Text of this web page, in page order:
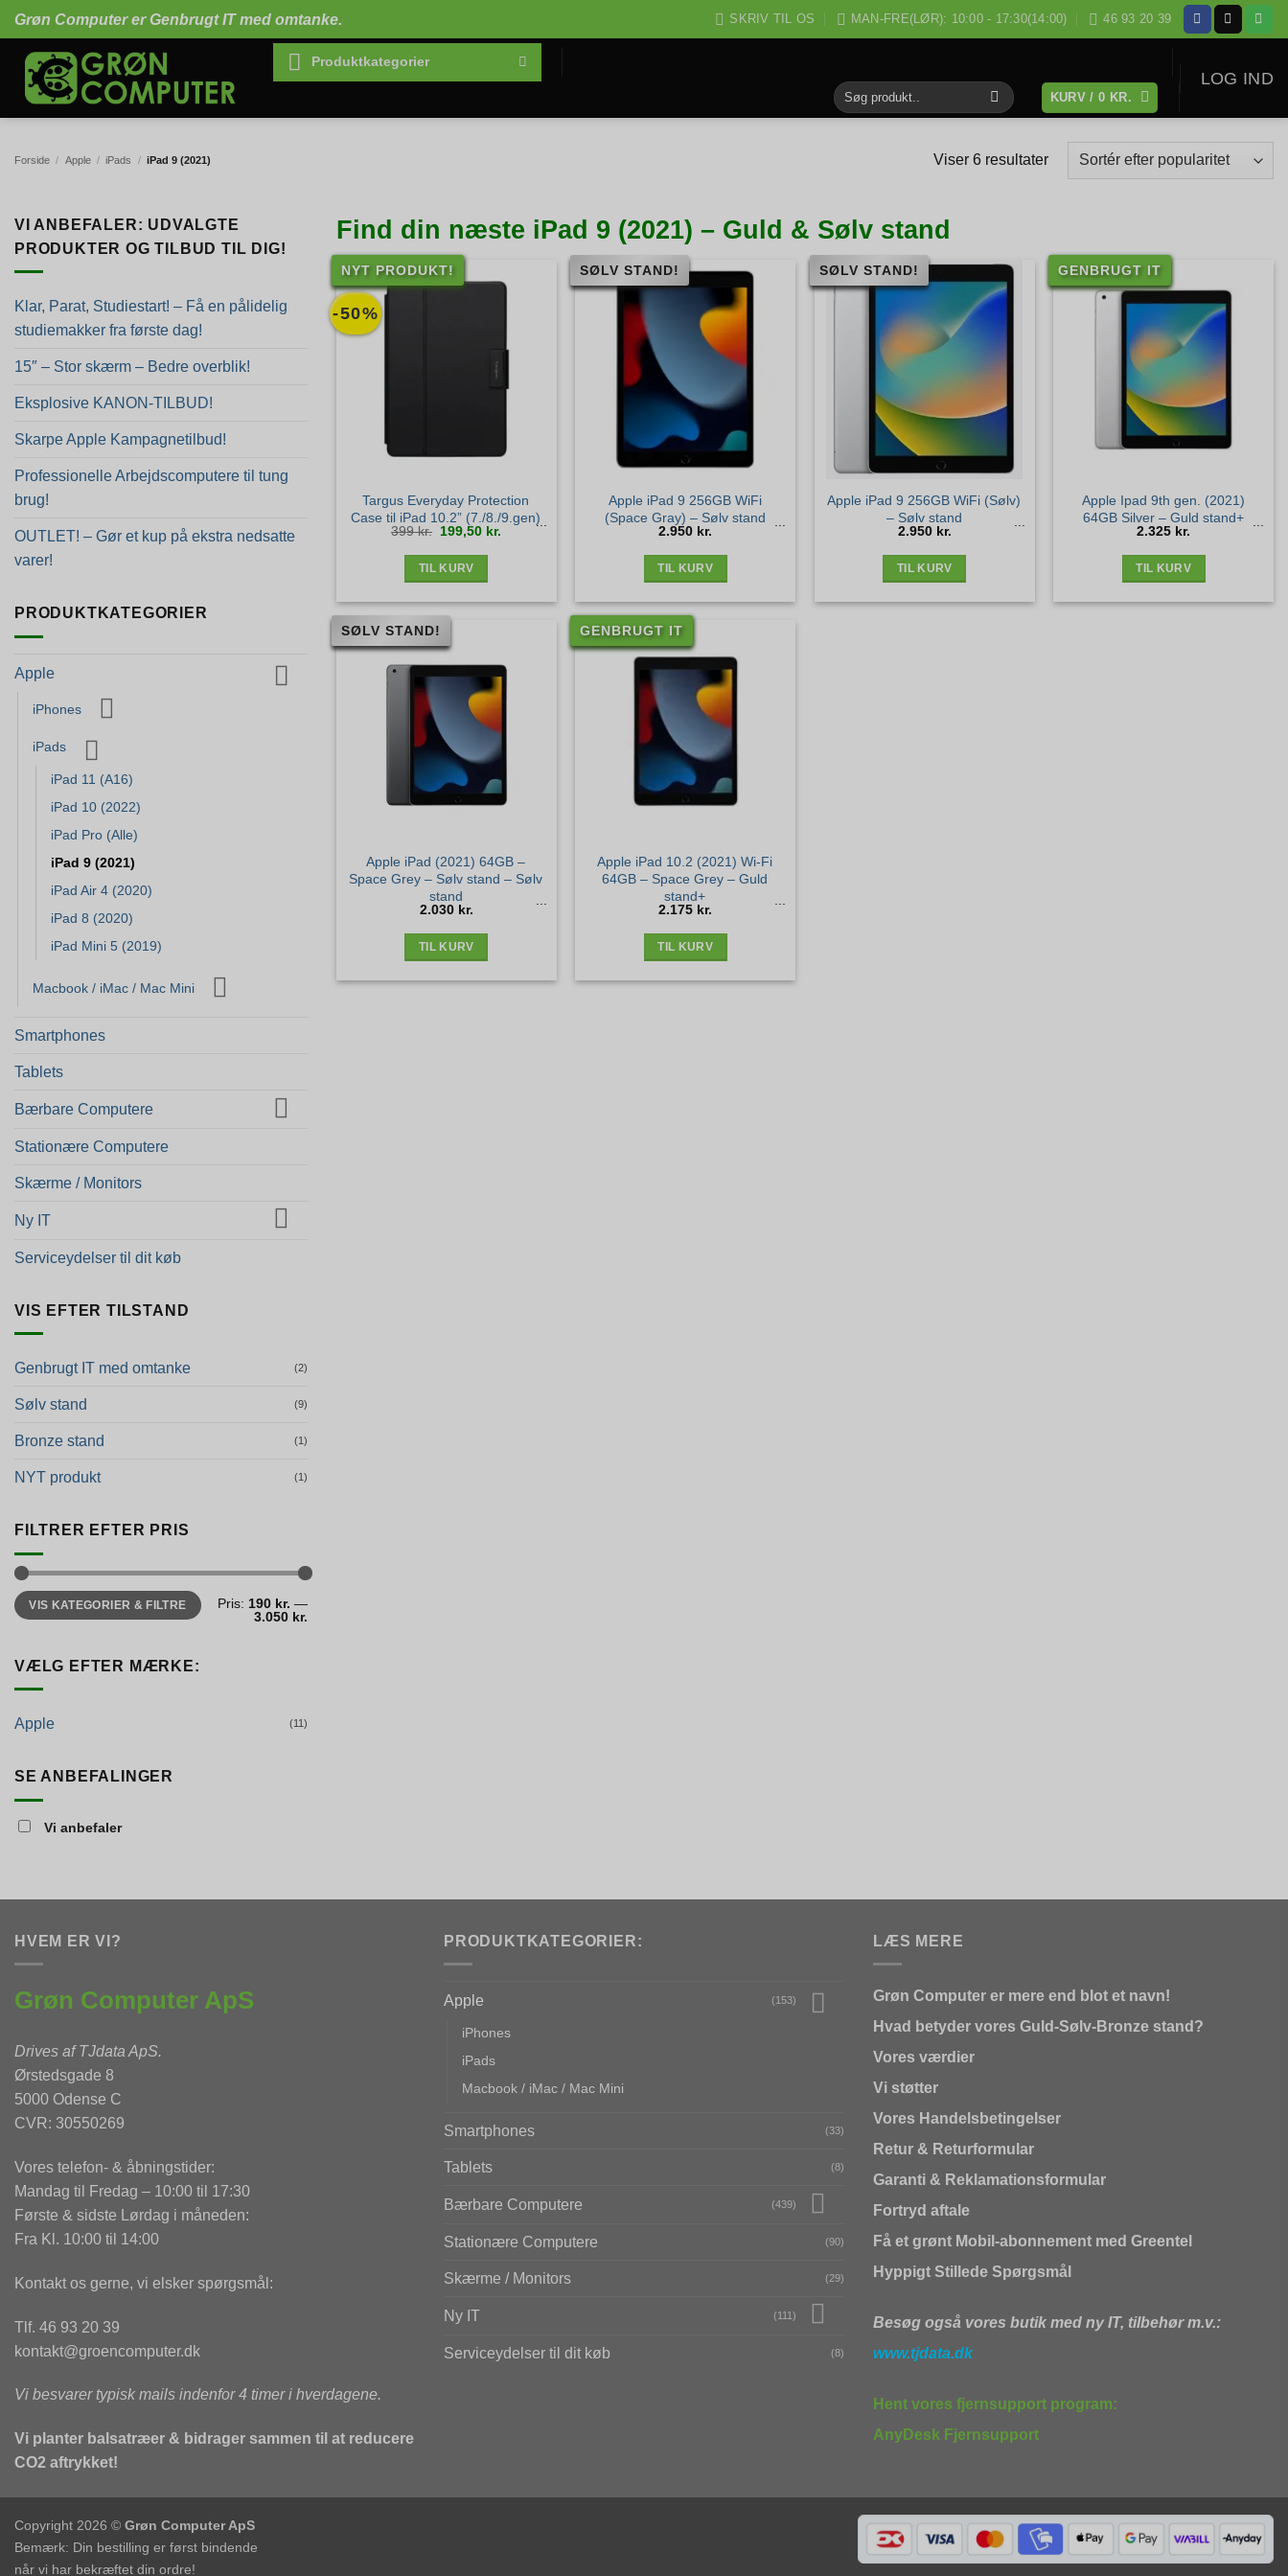
Fortsæt
til
indhold
Grøn Computer er Genbrugt IT med omtanke. SKRIV TIL OS MAN-FRE(LØR): 10:00 - 17:30(14:00) 46 93 20 39
Produktkategorier
Søg
efter:
KURV /0 KR.
LOG IND
Forside / Apple / iPads / iPad 9 (2021) Viser 6 resultaterSorteret
efter
VI ANBEFALER: UDVALGTE
PRODUKTER OG TILBUD TIL DIG!
Klar, Parat, Studiestart! – Få en pålidelig
studiemakker fra første dag!
15″ – Stor skærm – Bedre overblik!
Eksplosive KANON-TILBUD!
Skarpe Apple Kampagnetilbud!
Professionelle Arbejdscomputere til tung
brug!
OUTLET! – Gør et kup på ekstra nedsatte
varer!
PRODUKTKATEGORIER
Apple
iPhones
iPads
iPad 11 (A16)
iPad 10 (2022)
iPad Pro (Alle)
iPad 9 (2021)
iPad Air 4 (2020)
iPad 8 (2020)
iPad Mini 5 (2019)
Macbook / iMac / Mac Mini
Smartphones
Tablets
Bærbare Computere
Stationære Computere
Skærme / Monitors
Ny IT
Serviceydelser til dit køb
VIS EFTER TILSTAND
Genbrugt IT med omtanke (2)
Sølv stand (9)
Bronze stand (1)
NYT produkt (1)
FILTRER EFTER PRIS
Mindste
pris
Højeste
prisVIS KATEGORIER & FILTRE Pris: 190 kr. —
3.050 kr.
VÆLG EFTER MÆRKE:
Apple (11)
SE ANBEFALINGER
Vi anbefaler
Find din næste iPad 9 (2021) – Guld & Sølv stand
-50%
NYT PRODUKT!
Targus Everyday Protection
Case til iPad 10.2” (7./8./9.gen)
399kr. Den
oprindelige
pris
199,50 kr. Den
TIL KURV
SØLV STAND!
Apple iPad 9 256GB WiFi
(Space Gray) – Sølv stand
2.950 kr.
TIL KURV
SØLV STAND!
Apple iPad 9 256GB WiFi (Sølv)
– Sølv stand
2.950 kr.
TIL KURV
GENBRUGT IT
Apple Ipad 9th gen. (2021)
64GB Silver – Guld stand+
2.325 kr.
TIL KURV
SØLV STAND!
Apple iPad (2021) 64GB –
Space Grey – Sølv stand – Sølv
stand
2.030 kr.
TIL KURV
GENBRUGT IT
Apple iPad 10.2 (2021) Wi-Fi
64GB – Space Grey – Guld
stand+
2.175 kr.
TIL KURV
HVEM ER VI?
Grøn Computer ApS
Drives afTJdata ApS.
Ørstedsgade 8
5000 Odense C
CVR: 30550269
Vores telefon- & åbningstider:
Mandag til Fredag – 10:00 til 17:30
Første & sidste Lørdag i måneden:
Fra Kl. 10:00 til 14:00
Kontakt os gerne, vi elsker spørgsmål:
Tlf. 46 93 20 39
kontakt@groencomputer.dk
Vi besvarer typisk mails indenfor 4 timer i hverdagene.
Vi planter balsatræer & bidrager sammen til at reducere
CO2 aftrykket!
PRODUKTKATEGORIER:
Apple (153)
iPhones
iPads
Macbook / iMac / Mac Mini
Smartphones (33)
Tablets (8)
Bærbare Computere (439)
Stationære Computere (90)
Skærme / Monitors (29)
Ny IT (111)
Serviceydelser til dit køb (8)
LÆS MERE
Grøn Computer er mere end blot et navn!
Hvad betyder vores Guld-Sølv-Bronze stand?
Vores værdier
Vi støtter
Vores Handelsbetingelser
Retur & Returformular
Garanti & Reklamationsformular
Fortryd aftale
Få et grønt Mobil-abonnement med Greentel
Hyppigt Stillede Spørgsmål
Besøg også vores butik med ny IT, tilbehør m.v.:
www.tjdata.dk
Hent vores fjernsupport program:
AnyDesk Fjernsupport
Copyright 2026 © Grøn Computer ApS
Bemærk: Din bestilling er først bindende
når vi har bekræftet din ordre!